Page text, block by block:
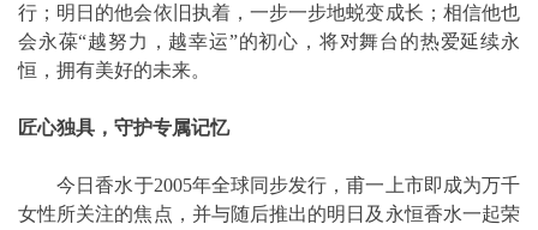
行；明日的他会依旧执着，一步一步地蜕变成长；相信他也
会永葆“越努力，越幸运”的初心，将对舞台的热爱延续永
恒，拥有美好的未来。
匠心独具，守护专属记忆
今日香水于2005年全球同步发行，甫一上市即成为万千
女性所关注的焦点，并与随后推出的明日及永恒香水一起荣